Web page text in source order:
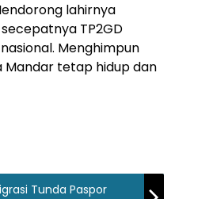
lahirnya
TP2GD
Menghimpun
Mandar tetap hidup dan
Tunda Paspor